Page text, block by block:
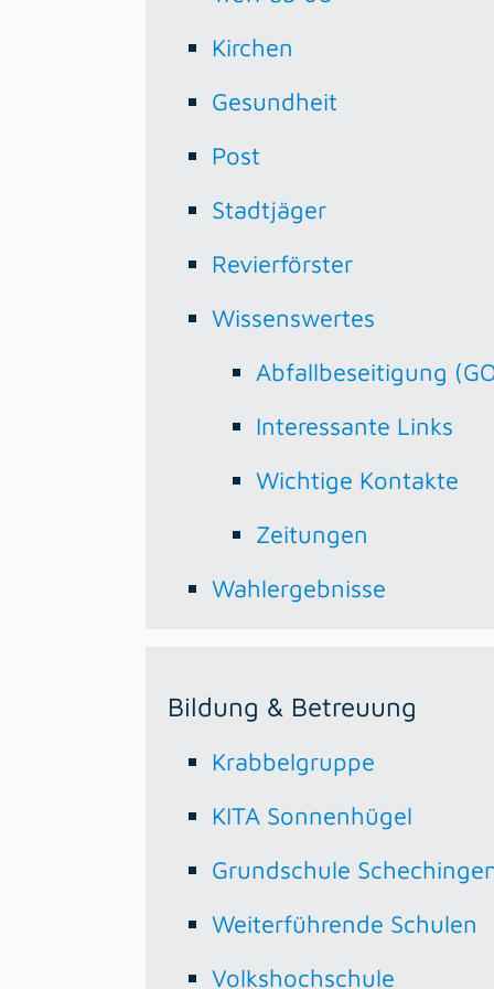
Kirchen
Gesundheit
Post
Stadtjäger
Revierförster
Wissenswertes
Abfallbeseitigung
Interessante Links
Wichtige Kontakte
Zeitungen
Wahlergebnisse
Bildung & Betreuung
Krabbelgruppe
KITA Sonnenhügel
Grundschule
Weiterführende Schulen
Volkshochschule